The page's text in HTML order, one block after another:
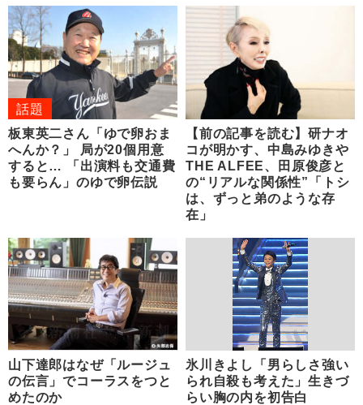
話題
板東英二さん「ゆで卵おま
へんか？」 局が20個用意
すると… 「出演料も交通費
も要らん」のゆで卵伝説
【前の記事を読む】研ナオ
コが明かす、中島みゆきや
THE ALFEE、田原俊彦と
の“リアルな関係性”「トシ
は、ずっと弟のような存
在」
山下達郎はなぜ「ルージュ
の伝言」でコーラスをつと
めたのか
氷川きよし「男らしさ強い
られ自殺も考えた」生きづ
らい胸の内を初告白